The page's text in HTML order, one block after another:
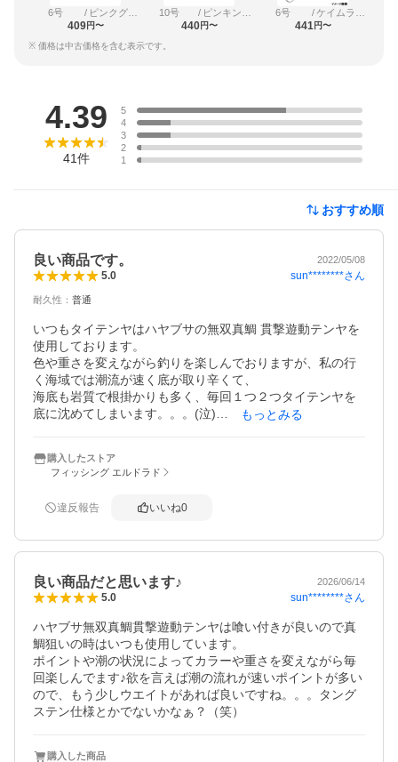
6号 / ピンクグロー
409円〜
10号 /
440円〜
6号 /
441 円〜
※ 価格は中古価格を含む表示です。
4.39
41件
5
4
3
2
1
おすすめ順
良い商品です。 2022/05/08
5.0 sun********さん
耐久性 ： 普通
いつもタイテンヤはハヤブサの無双真鯛 貫撃遊動テンヤを
使用しております。
色や重さを変えながら釣りを楽しんでおりますが、私の行
く海域では潮流が速く底が取り辛くて、
海底も岩質で根掛かりも多く、毎回１つ２つタイテンヤを
底に沈めてしまいます。。。(泣)
もっとみる
購入したストア
フィッシング エルドラド
違反報告 いいね0
良い商品だと思います♪ 2026/06/14
5.0 sun********さん
ハヤブサ無双真鯛貫撃遊動テンヤは喰い付きが良いので真
鯛狙いの時はいつも使用しています。
ポイントや潮の状況によってカラーや重さを変えながら毎
回楽しんでます♪欲を言えば潮の流れが速いポイントが多い
ので、もう少しウエイトがあれば良いですね。。。タング
購入した商品